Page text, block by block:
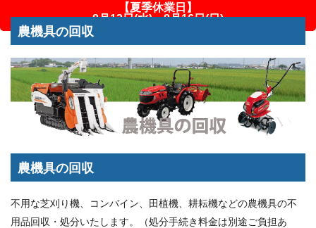
【夏季休業日】
8月12日(水)～8月16日(日)
農機具の回収
農機具の回収
不用な芝刈り機、コンバイン、田植機、耕耘機などの農機具の不
用品回収・処分いたします。（処分手続き料金は別途ご負担あ